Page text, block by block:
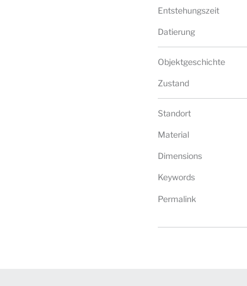
Entstehungszeit
Datierung
Objektgeschichte
Zustand
Standort
Material
Dimensions
Keywords
Permalink